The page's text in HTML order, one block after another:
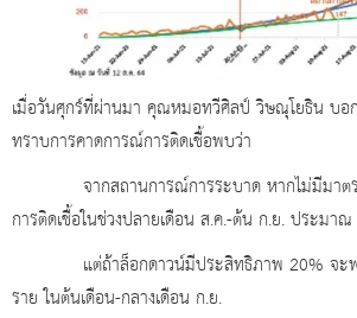
เมื่อวันศุกร์ที่ผ่านมา คุณหมอทวีศิลป์ วิษณุโยธิน บอ
ทราบการคาดการณ์การติดเชื้อพบว่า
จากสถานการณ์การระบาด หากไม่มีมาตรก
การติดเชื้อในช่วงปลายเดือน ส.ค.-ต้น ก.ย. ประมา
แต่ถ้าล็อกดาวน์มีประสิทธิภาพ 20% จะพบ
ราย ในต้นเดือน-กลางเดือน ก.ย.